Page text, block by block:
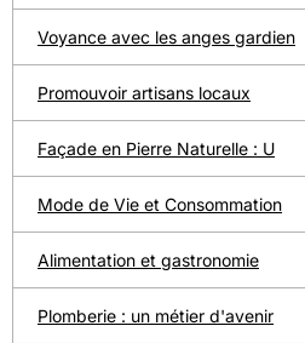
Voyance avec les anges gardien
Promouvoir artisans locaux
Façade en Pierre Naturelle : U
Mode de Vie et Consommation
Alimentation et gastronomie
Plomberie : un métier d'avenir